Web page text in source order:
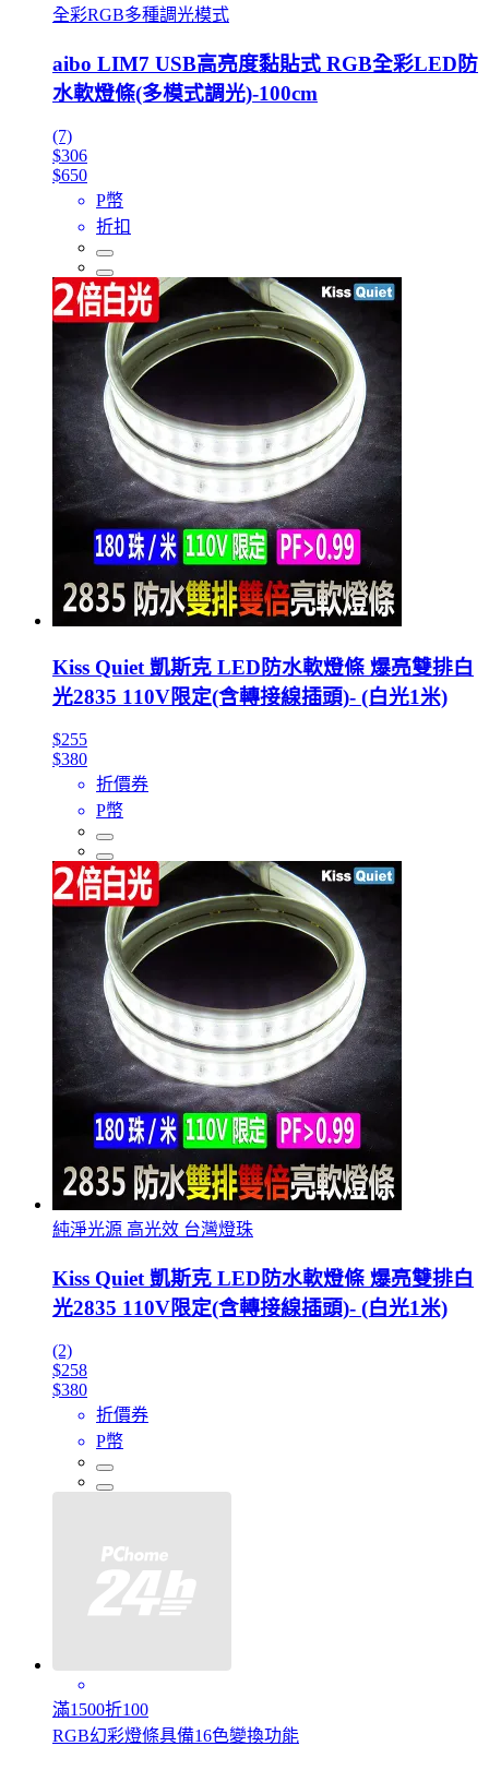
全彩RGB多種調光模式
aibo LIM7 USB高亮度黏貼式 RGB全彩LED防
水軟燈條(多模式調光)-100cm
(7)
$306
$650
P幣
折扣
Kiss Quiet 凱斯克 LED防水軟燈條 爆亮雙排白
光2835 110V限定(含轉接線插頭)- (白光1米)
$255
$380
折價券
P幣
純淨光源 高光效 台灣燈珠
Kiss Quiet 凱斯克 LED防水軟燈條 爆亮雙排白
光2835 110V限定(含轉接線插頭)- (白光1米)
(2)
$258
$380
折價券
P幣
滿1500折100
RGB幻彩燈條具備16色變換功能